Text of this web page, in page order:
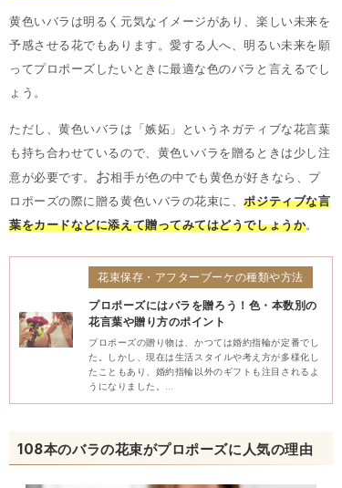
黄色いバラは明るく元気なイメージがあり、楽しい未来を
予感させる花でもあります。愛する人へ、明るい未来を願
ってプロポーズしたいときに最適な色のバラと言えるでし
ょう。
ただし、黄色いバラは「嫉妬」というネガティブな花言葉
も持ち合わせているので、黄色いバラを贈るときは少し注
意が必要です。 お相手が色の中でも黄色が好きなら、プ
ロポーズの際に贈る黄色いバラの花束に、ポジティブな言
葉をカードなどに添えて贈ってみてはどうでしょうか。
花束保存・アフターブーケの種類や方法
プロポーズにはバラを贈ろう！色・本数別の
花言葉や贈り方のポイント
プロポーズの贈り物は、かつては婚約指輪が定番でし
た。しかし、現在は生活スタイルや考え方が多様化し
たこともあり、婚約指輪以外のギフトも注目されるよ
うになりました。…
108本のバラの花束がプロポーズに人気の理由